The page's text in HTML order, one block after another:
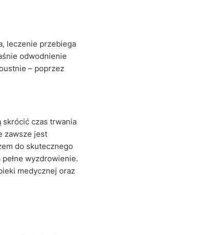
leczenie przebiega
odwodnienie
– poprzez
czas trwania
zawsze jest
do skutecznego
wyzdrowienie.
medycznej oraz